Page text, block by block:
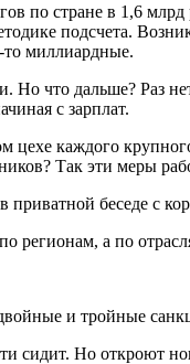
по стране в 1,6
подсчета.
миллиардные.
что дальше? Раз
с зарплат.
цехе каждого
Так эти меры
приватной беседе
регионам, а по
и тройные
сидит. Но откроют